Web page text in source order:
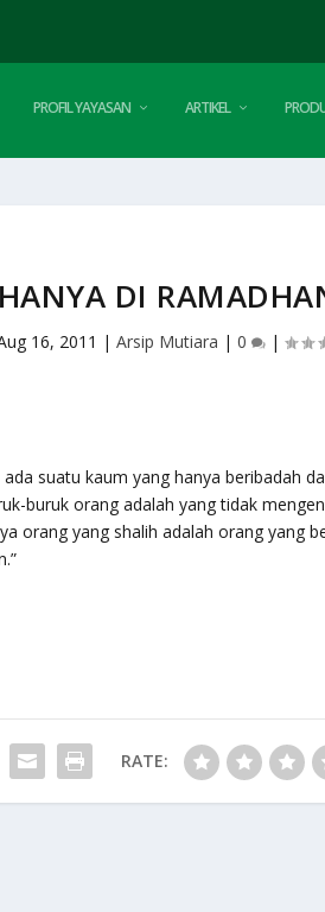
PROFIL YAYASAN ARTIKEL
DI
16, 2011 | Arsip Mutiara | 0 |
suatu kaum yang hanya beribadah
buruk orang adalah yang tidak
orang yang shalih adalah orang yang
RATE: